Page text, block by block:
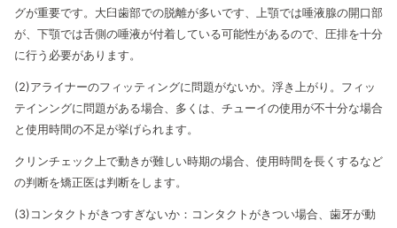
グが重要です。大臼歯部での脱離が多いです、上顎では唾液腺の開口部
が、下顎では舌側の唾液が付着している可能性があるので、圧排を十分
に行う必要があります。
(2)アライナーのフィッティングに問題がないか。浮き上がり。フィッ
テインングに問題がある場合、多くは、チューイの使用が不十分な場合
と使用時間の不足が挙げられます。
クリンチェック上で動きが難しい時期の場合、使用時間を長くするなど
の判断を矯正医は判断をします。
(3)コンタクトがきつすぎないか：コンタクトがきつい場合、歯牙が動